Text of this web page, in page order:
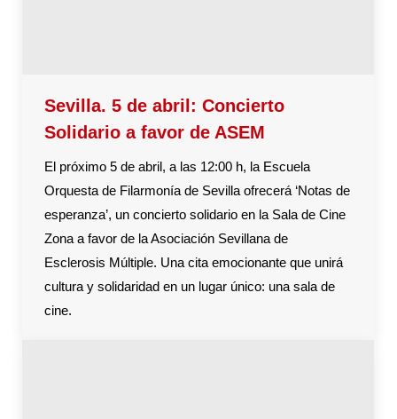
Sevilla. 5 de abril: Concierto
Solidario a favor de ASEM
El próximo 5 de abril, a las 12:00 h, la Escuela
Orquesta de Filarmonía de Sevilla ofrecerá ‘Notas de
esperanza’, un concierto solidario en la Sala de Cine
Zona a favor de la Asociación Sevillana de
Esclerosis Múltiple. Una cita emocionante que unirá
cultura y solidaridad en un lugar único: una sala de
cine.